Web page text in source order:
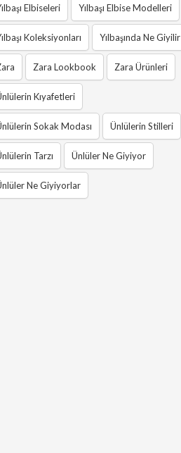
Elbiseleri Yılbaşı Elbise Modelleri
Koleksiyonları Yılbaşında Ne Giyilir
Zara Lookbook Zara Ürünleri
Kıyafetleri
Sokak Modası Ünlülerin Stilleri
Tarzı Ünlüler Ne Giyiyor
Ne Giyiyorlar